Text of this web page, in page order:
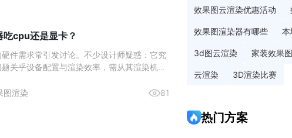
cpu还是显卡？
件需求常引发讨论。不少设计师疑惑：它究
关乎设备配置与渲染效率，需从其渲染机制
言，硬件投入的优先级一直是关键问题。核
图渲染 81
效果图云渲染优惠活动
效果图渲染器有哪些 本
3d图云渲染 家装效果
云渲染 3D渲染比赛
热门方案